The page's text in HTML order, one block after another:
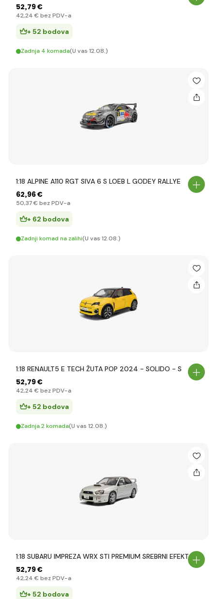
52,79 €
42,24 € bez PDV-a
+ 52 bodova
Zadnja 4 komada(U vas 12.08.)
1:18 ALPINE A110 RGT SIVA 6 S LOEB L GODEY RALLYE
62,96 €
50,37 € bez PDV-a
+ 62 bodova
Zadnji komad na zalihi(U vas 12.08.)
1:18 RENAULT5 E TECH ŽUTA POP 2024 - SOLIDO - S
52,79 €
42,24 € bez PDV-a
+ 52 bodova
Zadnja 2 komada(U vas 12.08.)
1:18 SUBARU IMPREZA WRX STI PREMIUM SREBRNI EFEKT
52,79 €
42,24 € bez PDV-a
+ 52 bodova